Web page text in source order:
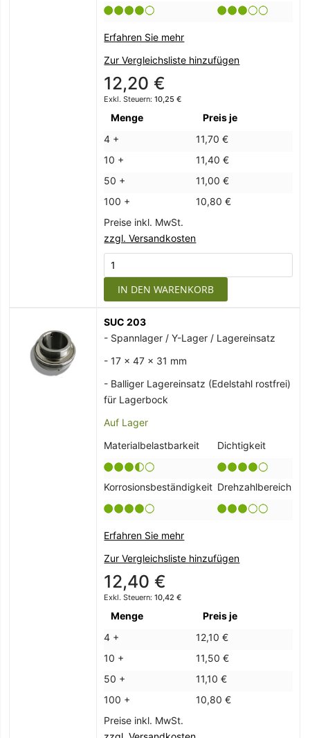
Erfahren Sie mehr
Zur Vergleichsliste hinzufügen
12,20 €
10,25 €
Menge
Preis je
4 +
11,70 €
10 +
11,40 €
50 +
11,00 €
100 +
10,80 €
Preise inkl. MwSt.
zzgl. Versandkosten
IN DEN WARENKORB
SUC 203
- Spannlager / Y-Lager / Lagereinsatz
- 17 x 47 x 31 mm
- Balliger Lagereinsatz (Edelstahl rostfrei)
für Lagerbock
Auf Lager
Materialbelastbarkeit
Dichtigkeit
Korrosionsbeständigkeit Drehzahlbereich
Erfahren Sie mehr
Zur Vergleichsliste hinzufügen
12,40 €
10,42 €
Menge
Preis je
4 +
12,10 €
10 +
11,50 €
50 +
11,10 €
100 +
10,80 €
Preise inkl. MwSt.